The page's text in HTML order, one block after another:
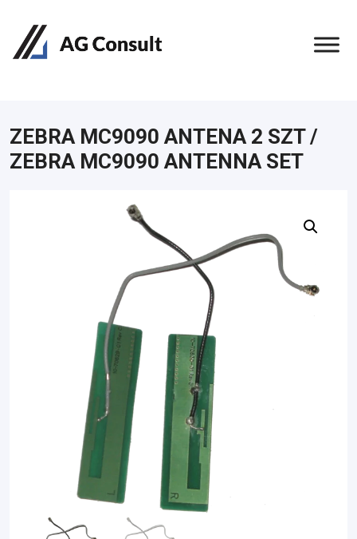
ZEBRA MC9090 ANTENA 2 SZT /
ZEBRA MC9090 ANTENNA SET